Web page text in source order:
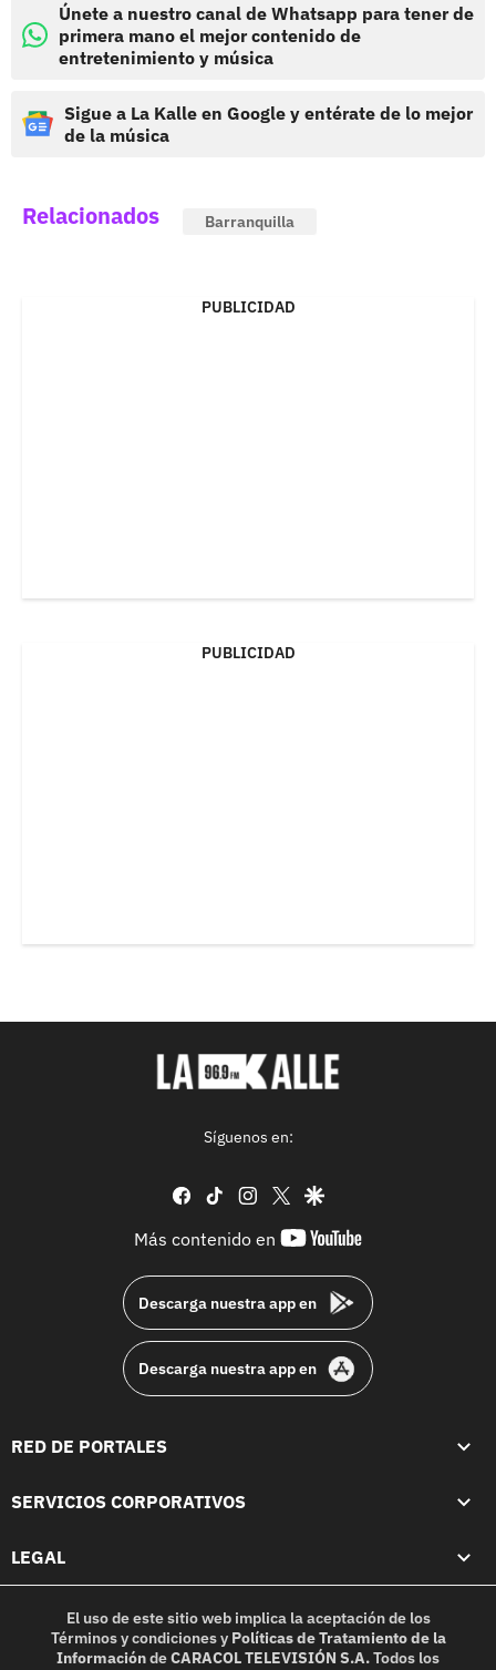
Únete a nuestro canal de Whatsapp para tener de
primera mano el mejor contenido de
entretenimiento y música
Sigue a La Kalle en Google y entérate de lo mejor
de la música
Relacionados Barranquilla
PUBLICIDAD
PUBLICIDAD
Síguenos en:
facebook
tiktok instagram
twittergoogle
Más contenido en
youtube-
Descarga nuestra app en
Descarga nuestra app en
RED DE PORTALES
SERVICIOS CORPORATIVOS
LEGAL
El uso de este sitio web implica la aceptación de los
Términos y condicionesy Políticas de Tratamiento de la
InformacióndeCARACOL TELEVISIÓN S.A.Todos los